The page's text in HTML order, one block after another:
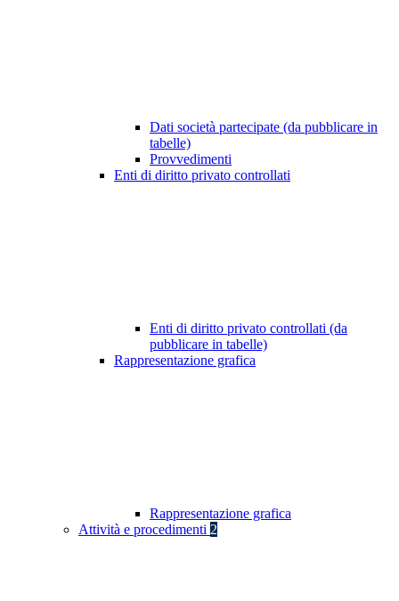
Dati società partecipate (da pubblicare in
tabelle)
Provvedimenti
Enti di diritto privato controllati
Enti di diritto privato controllati (da
pubblicare in tabelle)
Rappresentazione grafica
Rappresentazione grafica
Attività e procedimenti 2